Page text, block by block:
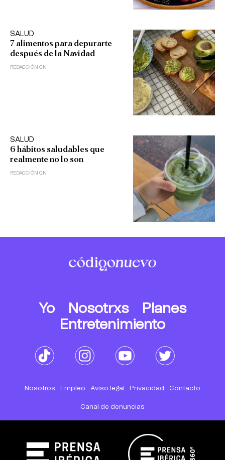
SALUD
7 alimentos para depurarte
después de la Navidad
REDACCIÓN CN
SALUD
6 hábitos saludables que
realmente no lo son
REDACCIÓN CN
Yo Nosotrxs
Planes
Entretenimiento
Nosotros Empleo Aviso legal Privacidad Contacto
Canal de denuncias